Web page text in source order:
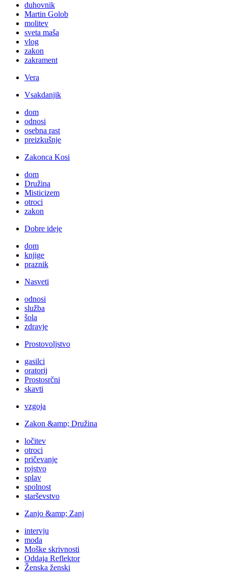
duhovnik
Martin Golob
molitev
sveta maša
vlog
zakon
zakrament
Vera
Vsakdanjik
dom
odnosi
osebna rast
preizkušnje
Zakonca Kosi
dom
Družina
Misticizem
otroci
zakon
Dobre ideje
dom
knjige
praznik
Nasveti
odnosi
služba
šola
zdravje
Prostovoljstvo
gasilci
oratorij
Prostosrčni
skavti
vzgoja
Zakon &amp; Družina
ločitev
otroci
pričevanje
rojstvo
splav
spolnost
starševstvo
Zanjo &amp; Zanj
intervju
moda
Moške skrivnosti
Oddaja Reflektor
Ženska ženski